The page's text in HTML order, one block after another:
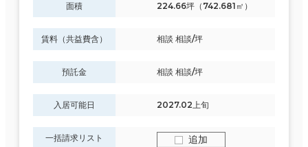
面積 224.66坪（742.681㎡）
賃料（共益費含） 相談 相談/坪
預託金 相談 相談/坪
入居可能日 2027.02上旬
一括請求リスト 追加